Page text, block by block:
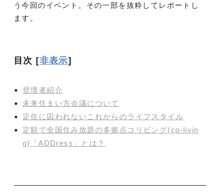
う今回のイベント。その一部を抜粋してレポートし
ます。
目次 [非表示]
登壇者紹介
未来住まい方会議について
定住に囚われないこれからのライフスタイル
定額で全国住み放題の多拠点コリビング(co-livin
g)「ADDress」とは？